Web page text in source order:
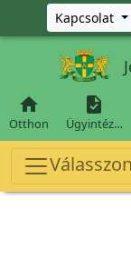
Ugrás a főKapcsolat

Otthon

Ügyintéz…